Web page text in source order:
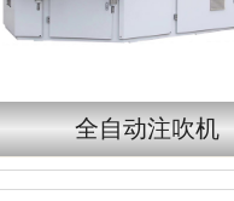
全自动注吹机